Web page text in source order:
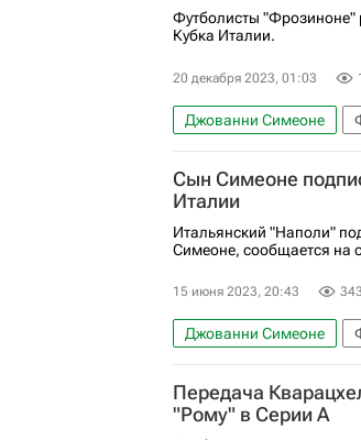
Футболисты "Фрозиноне"
Кубка Италии.
20 декабря 2023, 01:03
Джованни Симеоне
Сын Симеоне
Италии
Итальянский "Наполи"
Симеоне, сообщается на
15 июня 2023, 20:43 343
Джованни Симеоне
Серия А 2026-2027
Передача
"Рому" в Серии А